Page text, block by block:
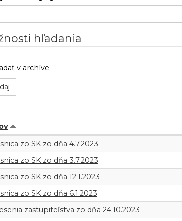
hľadania
v archíve
zo SK zo dňa 4.7.2023
zo SK zo dňa 3.7.2023
zo SK zo dňa 12.1.2023
zo SK zo dňa 6.1.2023
zastupiteľstva zo dňa 24.10.2023